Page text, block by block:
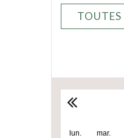
TOUTES
lun. mar.